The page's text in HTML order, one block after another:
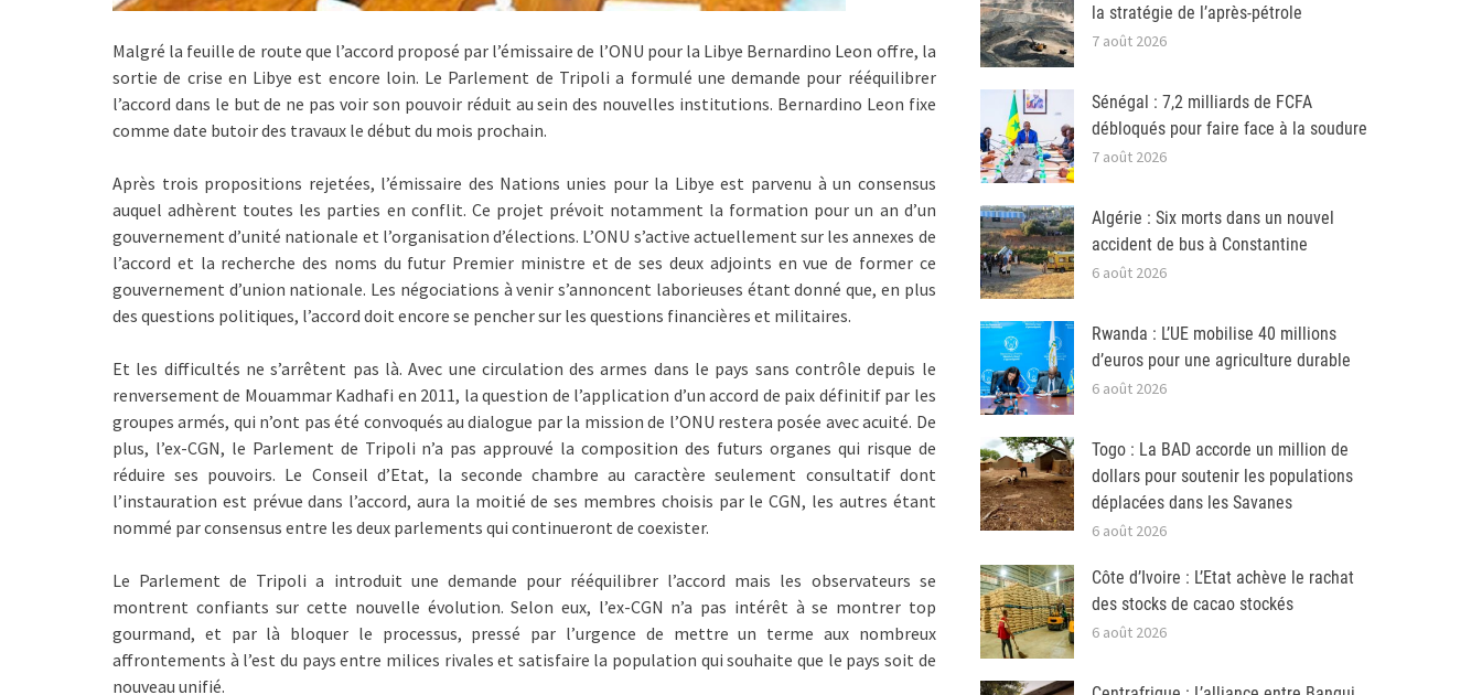
Malgré la feuille de route que l’accord proposé par l’émissaire de l’ONU pour la Libye Bernardino Leon offre, la
sortie de crise en Libye est encore loin. Le Parlement de Tripoli a formulé une demande pour rééquilibrer
l’accord dans le but de ne pas voir son pouvoir réduit au sein des nouvelles institutions. Bernardino Leon fixe
comme date butoir des travaux le début du mois prochain.
Après trois propositions rejetées, l’émissaire des Nations unies pour la Libye est parvenu à un consensus
auquel adhèrent toutes les parties en conflit. Ce projet prévoit notamment la formation pour un an d’un
gouvernement d’unité nationale et l’organisation d’élections. L’ONU s’active actuellement sur les annexes de
l’accord et la recherche des noms du futur Premier ministre et de ses deux adjoints en vue de former ce
gouvernement d’union nationale. Les négociations à venir s’annoncent laborieuses étant donné que, en plus
des questions politiques, l’accord doit encore se pencher sur les questions financières et militaires.
Et les difficultés ne s’arrêtent pas là. Avec une circulation des armes dans le pays sans contrôle depuis le
renversement de Mouammar Kadhafi en 2011, la question de l’application d’un accord de paix définitif par les
groupes armés, qui n’ont pas été convoqués au dialogue par la mission de l’ONU restera posée avec acuité. De
plus, l’ex-CGN, le Parlement de Tripoli n’a pas approuvé la composition des futurs organes qui risque de
réduire ses pouvoirs. Le Conseil d’Etat, la seconde chambre au caractère seulement consultatif dont
l’instauration est prévue dans l’accord, aura la moitié de ses membres choisis par le CGN, les autres étant
nommé par consensus entre les deux parlements qui continueront de coexister.
Le Parlement de Tripoli a introduit une demande pour rééquilibrer l’accord mais les observateurs se
montrent confiants sur cette nouvelle évolution. Selon eux, l’ex-CGN n’a pas intérêt à se montrer top
gourmand, et par là bloquer le processus, pressé par l’urgence de mettre un terme aux nombreux
affrontements à l’est du pays entre milices rivales et satisfaire la population qui souhaite que le pays soit de
nouveau unifié.
la stratégie de l’après-pétrole
7 août 2026
Sénégal : 7,2 milliards de FCFA
débloqués pour faire face à la soudure
7 août 2026
Algérie : Six morts dans un nouvel
accident de bus à Constantine
6 août 2026
Rwanda : L’UE mobilise 40 millions
d’euros pour une agriculture durable
6 août 2026
Togo : La BAD accorde un million de
dollars pour soutenir les populations
déplacées dans les Savanes
6 août 2026
Côte d’Ivoire : L’Etat achève le rachat
des stocks de cacao stockés
6 août 2026